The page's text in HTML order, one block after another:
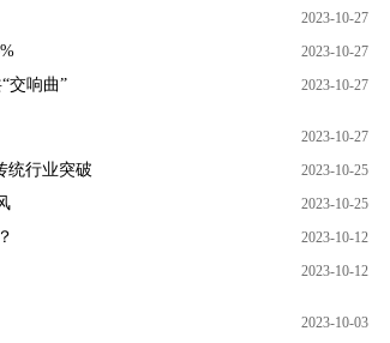
2023-10-27
2023-10-27
交响曲” 2023-10-27
2023-10-27
统行业突破 2023-10-25
2023-10-25
2023-10-12
2023-10-12
2023-10-03